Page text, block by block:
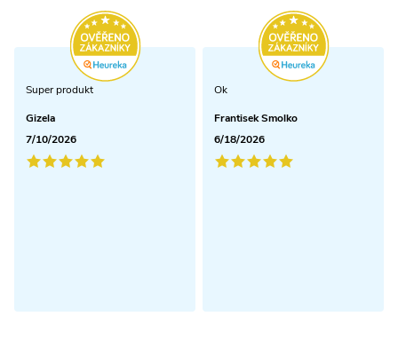
Super produkt
Gizela
7/10/2026
Ok
Frantisek Smolko
6/18/2026